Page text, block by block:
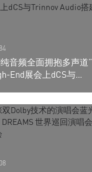
音频全面拥抱多声道”
End展会上dCS与